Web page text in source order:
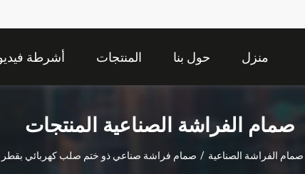
منزل حول بنا المنتجات أشرطة
صمام الفراشة الصناعية المنتجات
صمام الفراشة الصناعية / صمام فراشة صناعي ذو ختم صلب كهربائي بقطر